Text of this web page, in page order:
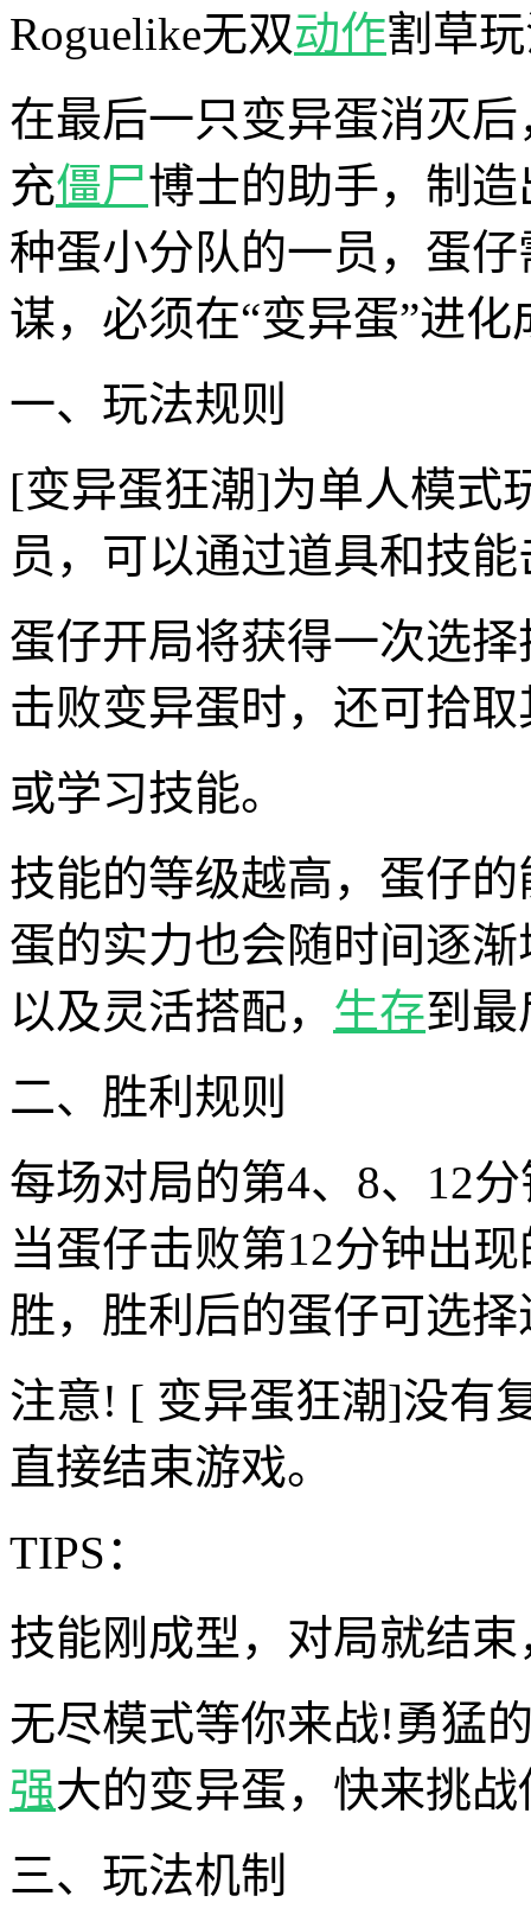
Roguelike无双动作割草
在最后一只变异蛋消灭
充僵尸博士的助手，制
种蛋小分队的一员，蛋
谋，必须在“变异蛋”进
一、玩法规则
[变异蛋狂潮]为单人模式
员，可以通过道具和技
蛋仔开局将获得一次选
击败变异蛋时，还可拾
或学习技能。
技能的等级越高，蛋仔
蛋的实力也会随时间逐
以及灵活搭配， 生存到
二、胜利规则
每场对局的第4、8、12
当蛋仔击败第12分钟出
胜，胜利后的蛋仔可选
注意! [ 变异蛋狂潮]没有
直接结束游戏。
TIPS：
技能刚成型，对局就结
无尽模式等你来战!勇猛
强大的变异蛋，快来挑
三、玩法机制